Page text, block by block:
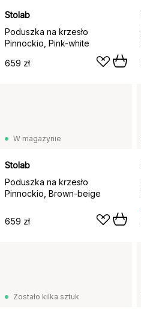
Stolab
Poduszka na krzesło
Pinnockio, Pink-white
659 zł
W magazynie
Stolab
Poduszka na krzesło
Pinnockio, Brown-beige
659 zł
Zostało kilka sztuk